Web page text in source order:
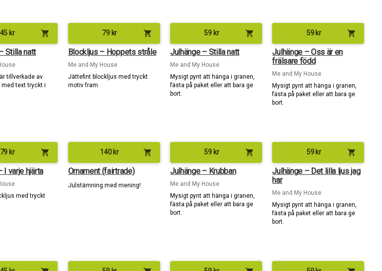
45 kr shopping_cart
Stilla natt
tillverkade av
med text tryckt i
79 kr shopping_cart
Blockljus – Hoppets stråle
Me and My House
Jättefint blockljus med tryckt
motiv fram.
59 kr shopping_cart
Julhänge – Stilla natt
Me and My House
Mysigt pynt att hänga i granen,
fästa på paket eller att bara ge
bort.
59 kr shopping_cart
Julhänge – Oss är en
frälsare född
Me and My House
Mysigt pynt att hänga i granen,
fästa på paket eller att bara ge
bort.
79 kr shopping_cart
I varje hjärta
med tryckt
140 kr shopping_cart
Ornament (fairtrade)
Julstämning med mening!
59 kr shopping_cart
Julhänge – Krubban
Me and My House
Mysigt pynt att hänga i granen,
fästa på paket eller att bara ge
bort.
59 kr shopping_cart
Julhänge – Det lilla ljus jag
har
Me and My House
Mysigt pynt att hänga i granen,
fästa på paket eller att bara ge
bort.